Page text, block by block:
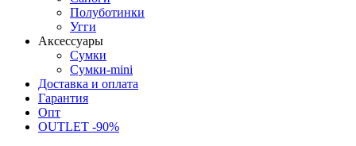
Полуботинки
Угги
Аксессуары
Сумки
Сумки-mini
Доставка и оплата
Гарантия
Опт
OUTLET -90%